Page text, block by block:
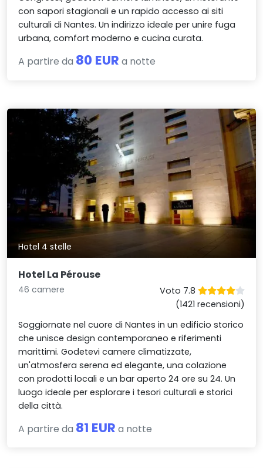
con sapori stagionali e un rapido accesso ai siti
culturali di Nantes. Un indirizzo ideale per unire fuga
urbana, comfort moderno e cucina curata.
A partire da 80 EUR a notte
Hotel 4 stelle
Hotel La Pérouse
46 camere
Voto 7.8
(1421 recensioni)
Soggiornate nel cuore di Nantes in un edificio storico
che unisce design contemporaneo e riferimenti
marittimi. Godetevi camere climatizzate,
un'atmosfera serena ed elegante, una colazione
con prodotti locali e un bar aperto 24 ore su 24. Un
luogo ideale per esplorare i tesori culturali e storici
della città.
A partire da 81 EUR a notte